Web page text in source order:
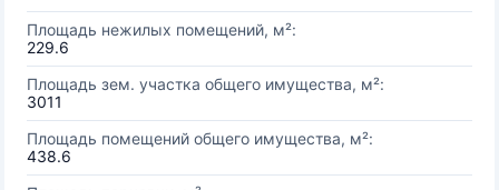
Площадь нежилых помещений, м²:
229.6
Площадь зем. участка общего имущества, м²:
3011
Площадь помещений общего имущества, м²:
438.6